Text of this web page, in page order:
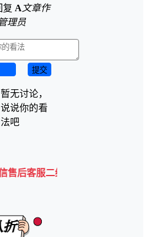
复 A 文章作
管理员
提交
暂无讨论，
说说你的看
法吧
维码💡